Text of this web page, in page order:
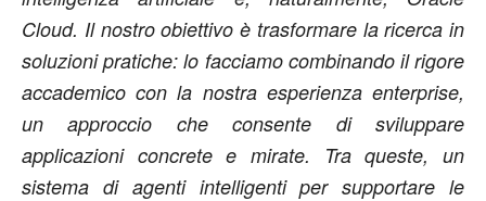
Cloud. Il nostro obiettivo è trasformare la ricerca in
soluzioni pratiche: lo facciamo combinando il rigore
accademico con la nostra esperienza enterprise,
un approccio che consente di sviluppare
applicazioni concrete e mirate. Tra queste, un
sistema di agenti intelligenti per supportare le